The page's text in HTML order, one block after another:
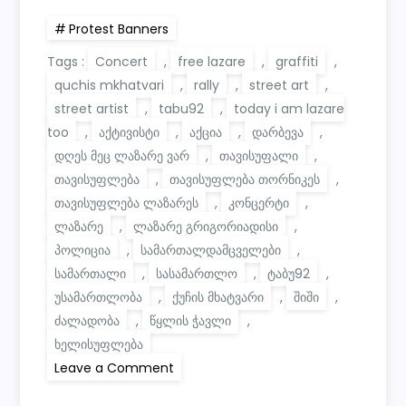
Protest Banners
Tags :
Concert , free lazare , graffiti
,
quchis mkhatvari
, rally , street art
,
street artist
, tabu92 ,
today i am lazare
too
, აქტივისტი , აქცია , დარბევა
,
დღეს მეც ლაზარე ვარ
, თავისუფალი
,
თავისუფლება
, თავისუფლება თორნიკეს
,
თავისუფლება ლაზარეს
, კონცერტი
,
ლაზარე
, ლაზარე გრიგორიადისი
,
პოლიცია
, სამართალდამცველები
,
სამართალი
, სასამართლო , ტაბუ92
,
უსამართლობა
, ქუჩის მხატვარი , შიში
,
ძალადობა
, წყლის ჭავლი
,
ხელისუფლება
Leave a Comment